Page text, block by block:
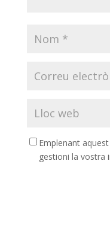
Emplenant
gestioni la vostra